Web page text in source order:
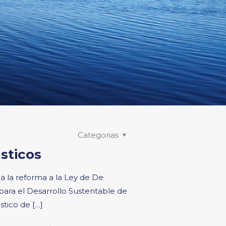
Categorias
la reforma a la Ley de De
el Desarrollo Sustentable de
de […]